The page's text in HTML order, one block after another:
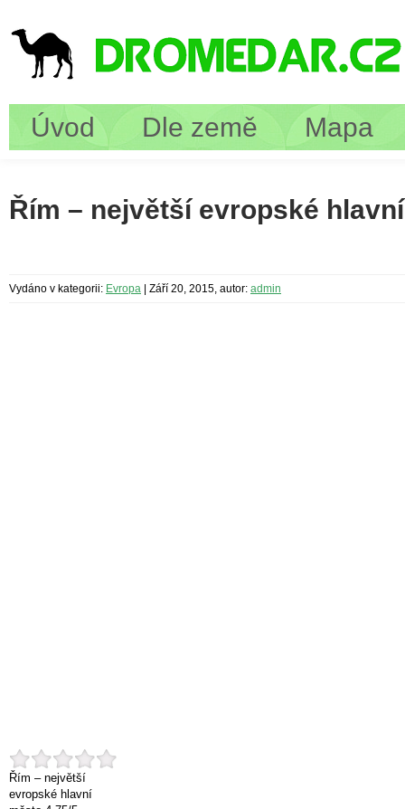
Úvod Dle země Mapa
Řím – největší evropské
Vydáno v kategorii: Evropa Září 20, 2015, autor: admin
Řím – největší
evropské hlavní